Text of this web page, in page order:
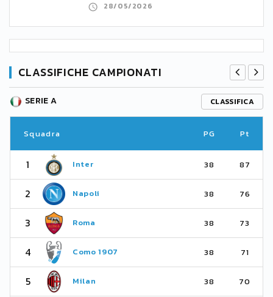
28/05/2026
CLASSIFICHE CAMPIONATI
SERIE A CLASSIFICA
Squadra PG Pt
1 Inter 38 87
2 Napoli 38 76
3 Roma 38 73
4 Como 1907 38 71
5 Milan 38 70